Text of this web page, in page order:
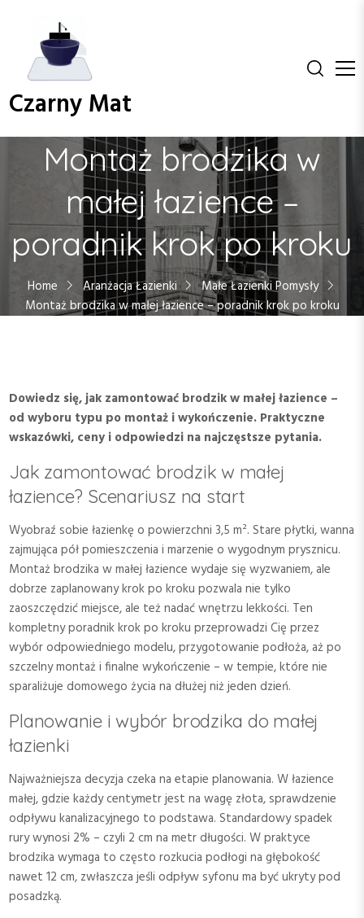
Czarny Mat
Montaż brodzika w
małej łazience –
poradnik krok po kroku
Home Aranżacja Łazienki
Małe Łazienki Pomysły
Montaż brodzika w małej łazience – poradnik krok po kroku
Dowiedz się, jak zamontować brodzik w małej łazience –
od wyboru typu po montaż i wykończenie. Praktyczne
wskazówki, ceny i odpowiedzi na najczęstsze pytania.
Jak zamontować brodzik w małej
łazience? Scenariusz na start
Wyobraź sobie łazienkę o powierzchni 3,5 m². Stare płytki, wanna
zajmująca pół pomieszczenia i marzenie o wygodnym prysznicu.
Montaż brodzika w małej łazience wydaje się wyzwaniem, ale
dobrze zaplanowany krok po kroku pozwala nie tylko
zaoszczędzić miejsce, ale też nadać wnętrzu lekkości. Ten
kompletny poradnik krok po kroku przeprowadzi Cię przez
wybór odpowiedniego modelu, przygotowanie podłoża, aż po
szczelny montaż i finalne wykończenie – w tempie, które nie
sparaliżuje domowego życia na dłużej niż jeden dzień.
Planowanie i wybór brodzika do małej
łazienki
Najważniejsza decyzja czeka na etapie planowania. W łazience
małej, gdzie każdy centymetr jest na wagę złota, sprawdzenie
odpływu kanalizacyjnego to podstawa. Standardowy spadek
rury wynosi 2% – czyli 2 cm na metr długości. W praktyce
brodzika wymaga to często rozkucia podłogi na głębokość
nawet 12 cm, zwłaszcza jeśli odpływ syfonu ma być ukryty pod
posadzką.